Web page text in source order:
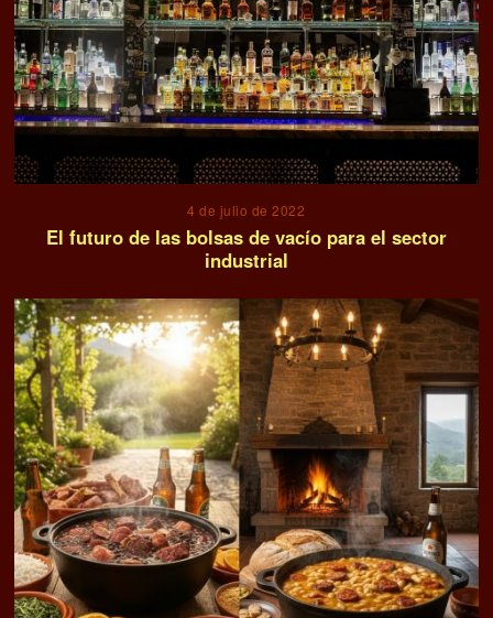
4 de julio de 2022
El futuro de las bolsas de vacío para el sector
industrial